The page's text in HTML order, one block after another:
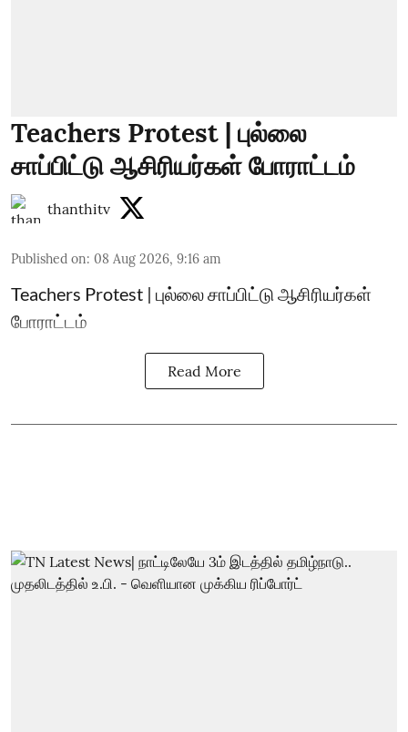
Teachers Protest | புல்லை
சாப்பிட்டு ஆசிரியர்கள் போராட்டம்
thanthitv
Published on: 08 Aug 2026, 9:16 am
Teachers Protest | புல்லை சாப்பிட்டு ஆசிரியர்கள்
போராட்டம்
Read More